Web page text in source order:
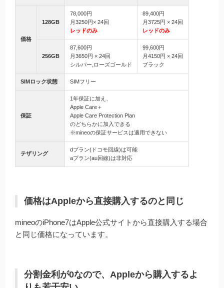
価格
128GB
78,000円
月3250円× 24回
レッドのみ
89,400円
月3725円 × 24回
レッドのみ
256GB
87,600円
月3650円 × 24回
シルバー,ローズゴールド
99,600円
月4150円 × 24回
ブラック
SIMロック状態 SIMフリー
保証
1年保証に加え、
Apple Care＋
Apple Care Protection Plan
のどちらかに加入できる
※mineoの保証サービスは適用できない
テザリング
dプラン(ドコモ回線)は可能
aプラン(au回線)は非対応
価格はAppleから直接購入するのと同じ
mineoのiPhone7はApple公式サイトから直接購入する場合
と同じ価格になっています。
分割金利が0なので、Appleから購入するよ